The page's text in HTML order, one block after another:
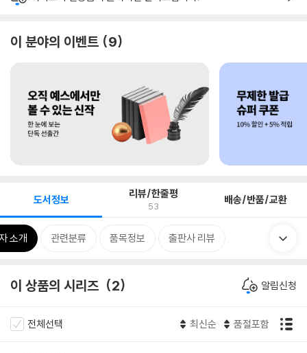
이 분야의 이벤트 9
도서정보 리뷰/한줄평
53 배송/반품/교환
소개 관련분류 품목정보 출판사 리뷰
이 상품의 시리즈 2 알림신청
전체선택 최신순 품절포함